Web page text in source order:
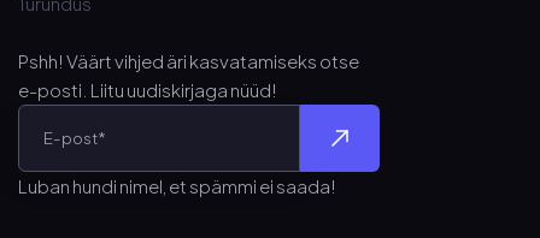
Pshh! Väärt vihjed äri kasvatamiseks otse
e-posti . Liitu uudiskirjaga nüüd!
Luban hundi nimel, et spämmi ei saada!